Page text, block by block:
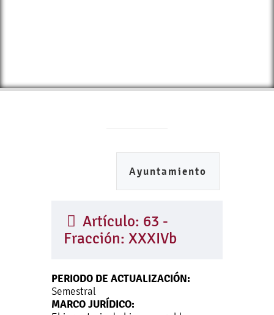
Ayuntamiento
Artículo: 63 -
Fracción: XXXIVb
PERIODO DE ACTUALIZACIÓN:
Semestral
MARCO JURÍDICO: